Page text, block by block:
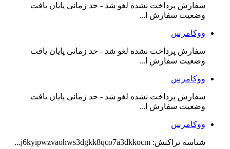
سفارش پرداخت نشده لغو شد - حد زمانی پایان یافت
وضعیت سفارش ا...
ووکامرس
سفارش پرداخت نشده لغو شد - حد زمانی پایان یافت
وضعیت سفارش ا...
ووکامرس
سفارش پرداخت نشده لغو شد - حد زمانی پایان یافت
وضعیت سفارش ا...
ووکامرس
شناسه تراکنش: j6kyipwzvaohws3dgkk8qco7a3dkkocm...